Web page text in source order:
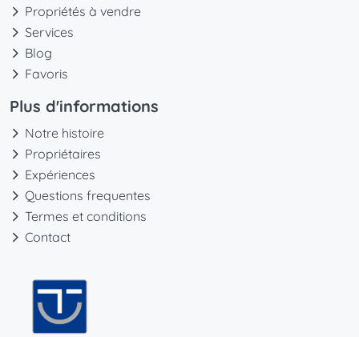
Propriétés à vendre
Services
Blog
Favoris
Plus d'informations
Notre histoire
Propriétaires
Expériences
Questions frequentes
Termes et conditions
Contact